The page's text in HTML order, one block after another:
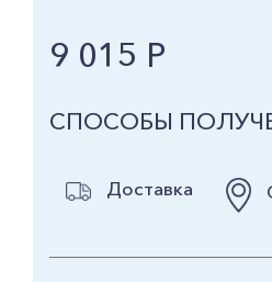
9 015 Р
СПОСОБЫ
Доставка